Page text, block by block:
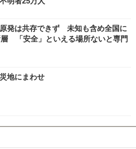
発は共存できず 未知も含め全国に
「安全」といえる場所ないと専門
地にまわせ